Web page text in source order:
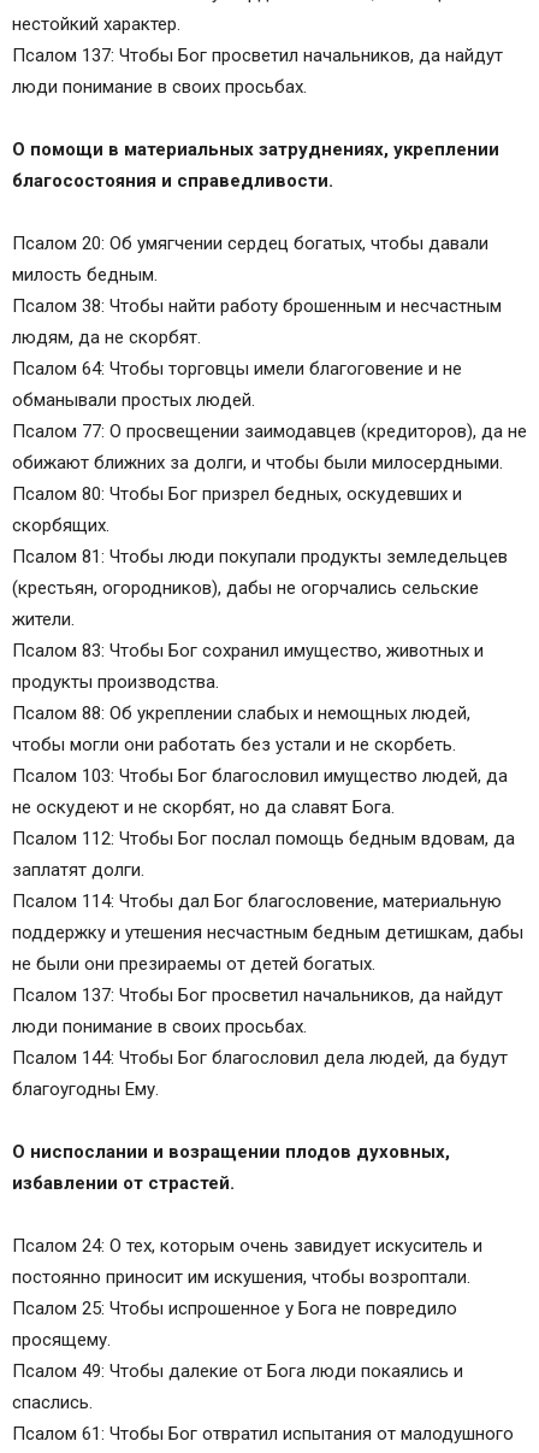
нестойкий характер.
Псалом 137: Чтобы Бог просветил начальников, да найдут
люди понимание в своих просьбах.
О помощи в материальных затруднениях, укреплении
благосостояния и справедливости.
Псалом 20: Об умягчении сердец богатых, чтобы давали
милость бедным.
Псалом 38: Чтобы найти работу брошенным и несчастным
людям, да не скорбят.
Псалом 64: Чтобы торговцы имели благоговение и не
обманывали простых людей.
Псалом 77: О просвещении заимодавцев (кредиторов), да не
обижают ближних за долги, и чтобы были милосердными.
Псалом 80: Чтобы Бог призрел бедных, оскудевших и
скорбящих.
Псалом 81: Чтобы люди покупали продукты земледельцев
(крестьян, огородников), дабы не огорчались сельские
жители.
Псалом 83: Чтобы Бог сохранил имущество, животных и
продукты производства.
Псалом 88: Об укреплении слабых и немощных людей,
чтобы могли они работать без устали и не скорбеть.
Псалом 103: Чтобы Бог благословил имущество людей, да
не оскудеют и не скорбят, но да славят Бога.
Псалом 112: Чтобы Бог послал помощь бедным вдовам, да
заплатят долги.
Псалом 114: Чтобы дал Бог благословение, материальную
поддержку и утешения несчастным бедным детишкам, дабы
не были они презираемы от детей богатых.
Псалом 137: Чтобы Бог просветил начальников, да найдут
люди понимание в своих просьбах.
Псалом 144: Чтобы Бог благословил дела людей, да будут
благоугодны Ему.
О ниспослании и возращении плодов духовных,
избавлении от страстей.
Псалом 24: О тех, которым очень завидует искуситель и
постоянно приносит им искушения, чтобы возроптали.
Псалом 25: Чтобы испрошенное у Бога не повредило
просящему.
Псалом 49: Чтобы далекие от Бога люди покаялись и
спаслись.
Псалом 61: Чтобы Бог отвратил испытания от малодушного